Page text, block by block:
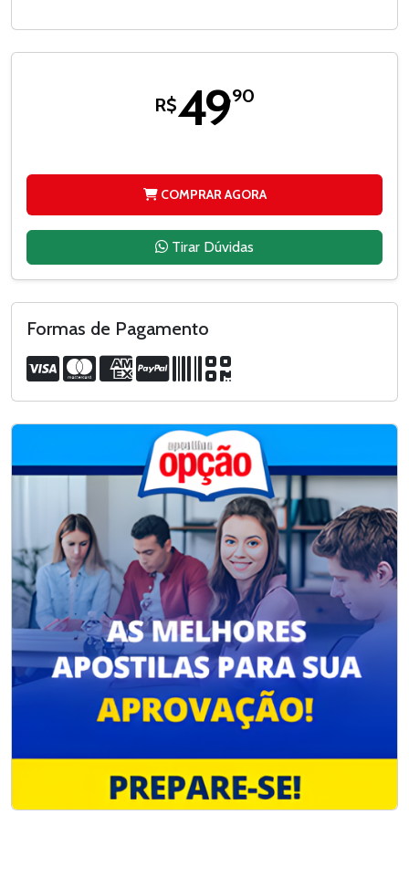
R$49,90
COMPRAR AGORA
Tirar Dúvidas
Formas de Pagamento